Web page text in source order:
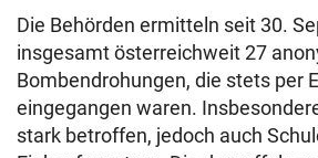
Die Behörden ermitteln seit 30.
insgesamt österreichweit 27
Bombendrohungen, die stets per
eingegangen waren.
stark betroffen, jedoch auch